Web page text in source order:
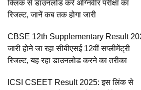
क्लिक से डाउनलोड करें अग्निवीर परीक्षा का
रिजल्ट, जानें कब तक होगा जारी
CBSE 12th Supplementary Result
जारी होने जा रहा सीबीएसई 12वीं सप्लीमेंट्री
रिजल्ट, यह रहा डाउनलोड करने का तरीका
ICSI CSEET Result 2025: इस लिंक से